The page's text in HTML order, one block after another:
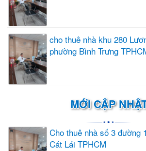
cho thuê nhà khu 280
phường Bình Trưng
MỚI CẬP
Cho thuê nhà số 3 đường
Cát Lái TPHCM